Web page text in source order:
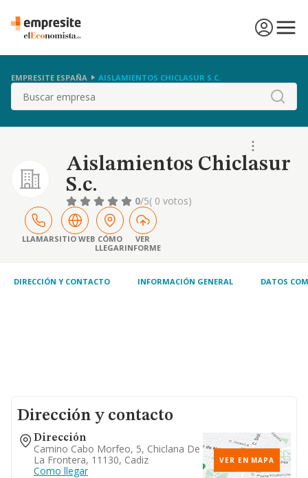
EMPRESITE ESPAÑA AISLAMIENTOS CHICLASUR S.C.
Buscar
Aislamientos Chiclasur
S.c.
0/5( 0 votos)
LLAMARSITIO WEB CÓMO
LLEGAR
VER
INFORME
DIRECCIÓN Y CONTACTO INFORMACIÓN GENERAL DATOS
Dirección y contacto
Dirección
Camino Cabo Morfeo, 5, Chiclana De
La Frontera, 11130, Cadiz
Como llegar
VER EN MAPA